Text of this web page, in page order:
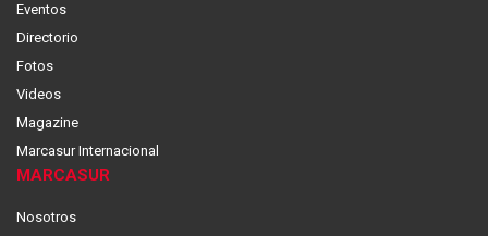
Eventos
Directorio
Fotos
Videos
Magazine
Marcasur Internacional
MARCASUR
Nosotros